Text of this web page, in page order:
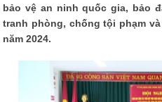
bảo vệ an ninh quốc gia, bảo
tranh phòng, chống tội phạm
năm 2024.